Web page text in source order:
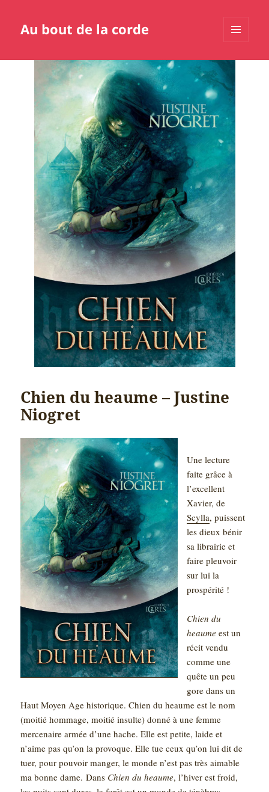
Au bout de la corde
Chien du heaume – Justine
Niogret
Une lecture
faite grâce à
l’excellent
Xavier, de
Scylla, puissent
les dieux bénir
sa librairie et
faire pleuvoir
sur lui la
prospérité !
Chien du
heaume est un
récit vendu
comme une
quête un peu
gore dans un
Haut Moyen Age historique. Chien du heaume est le nom
(moitié hommage, moitié insulte) donné à une femme
mercenaire armée d’une hache. Elle est petite, laide et
n’aime pas qu’on la provoque. Elle tue ceux qu’on lui dit de
tuer, pour pouvoir manger, le monde n’est pas très aimable
ma bonne dame. Dans Chien du heaume, l’hiver est froid,